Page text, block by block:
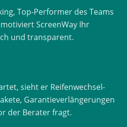
Top-Performer des Teams
ScreenWay Ihr
und transparent.
sieht er Reifenwechsel-
Garantieverlängerungen
der Berater fragt.